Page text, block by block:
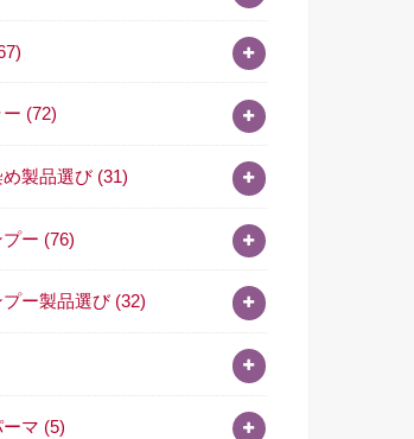
(72)
め製品選び (31)
ー (76)
ー製品選び (32)
マ (5)